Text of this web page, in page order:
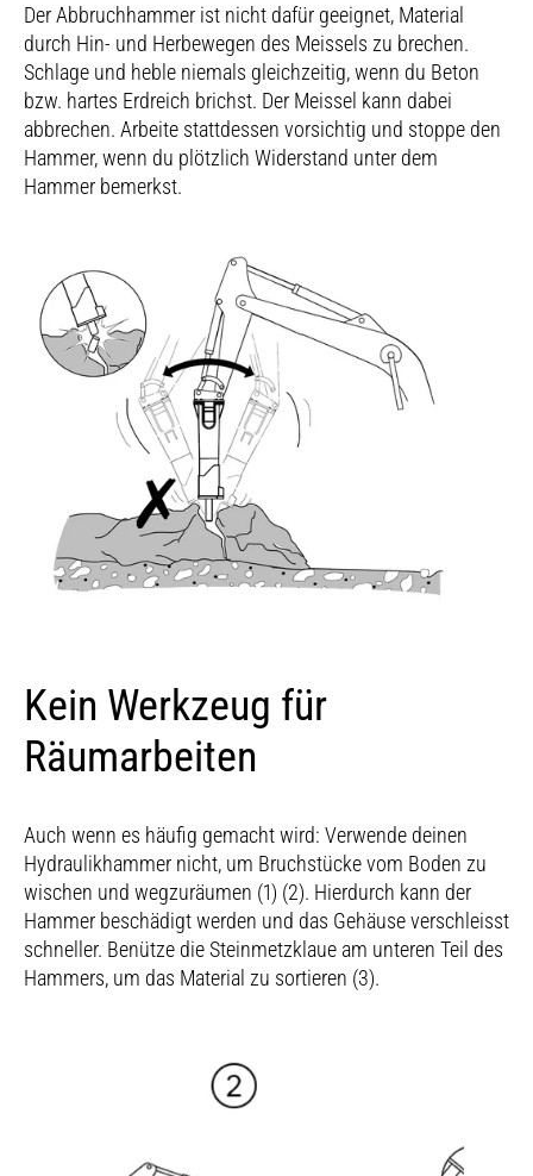
Der Abbruchhammer ist nicht dafür geeignet, Material
durch Hin- und Herbewegen des Meissels zu brechen.
Schlage und heble niemals gleichzeitig, wenn du Beton
bzw. hartes Erdreich brichst. Der Meissel kann dabei
abbrechen. Arbeite stattdessen vorsichtig und stoppe den
Hammer, wenn du plötzlich Widerstand unter dem
Hammer bemerkst.
Kein Werkzeug für
Räumarbeiten
Auch wenn es häufig gemacht wird: Verwende deinen
Hydraulikhammer nicht, um Bruchstücke vom Boden zu
wischen und wegzuräumen (1) (2). Hierdurch kann der
Hammer beschädigt werden und das Gehäuse verschleisst
schneller. Benütze die Steinmetzklaue am unteren Teil des
Hammers, um das Material zu sortieren (3).